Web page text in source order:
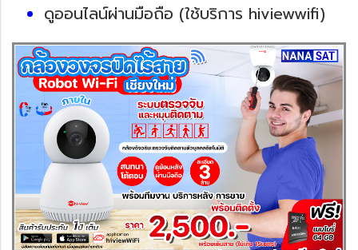
ดูออนไลน์ผ่านมือถือ (ใช้บริการ hiviewwifi)